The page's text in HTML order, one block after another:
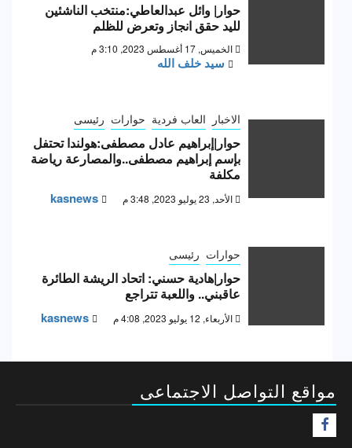
حوار| وائل عبدالعاطي:منتخب الناشئين
لليد حقق انجاز وتعرض للظلم
الخميس, 17 أغسطس 2023, 3:10 م
سيد خلف الله
الاخبار العاب فردية حوارات رئيسى
حوار|إبراهيم عادل مصطفى:هولندا تحتفل
بإسم إبراهيم مصطفى..والمصارعة رياضة
مكلفة
الأحد, 23 يوليو 2023, 3:48 م kasnews
حوارات رئيسى
حوار|هادية حسني: اتحاد الريشة الطائرة
عاقبني.. واللعبة تتراجع
الأربعاء, 12 يوليو 2023, 4:08 م kasnews
مواقع التواصل الاجتماعى